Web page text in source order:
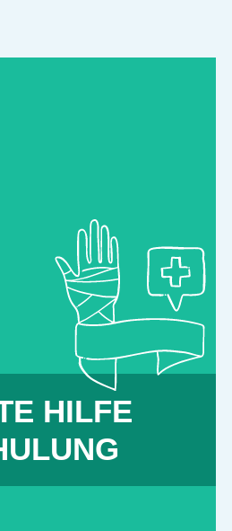
HILFE
wurden bereits geschult.
sich und anderen zu
zu retten – am besten so
früh wie möglich.
mehr erfahren